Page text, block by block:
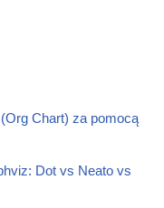
Chart) za pomocą
Dot vs Neato vs